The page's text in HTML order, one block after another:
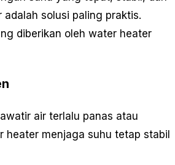
solusi paling praktis.
diberikan oleh water heater
air terlalu panas atau
heater menjaga suhu tetap stabil